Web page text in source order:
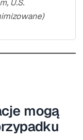
U.S.
mogą